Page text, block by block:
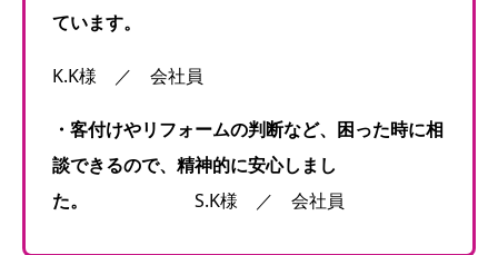
ています。
K.K様 ／ 会社員
・客付けやリフォームの判断など、困った時に相
談できるので、精神的に安心しまし
た。 S.K様 ／ 会社員